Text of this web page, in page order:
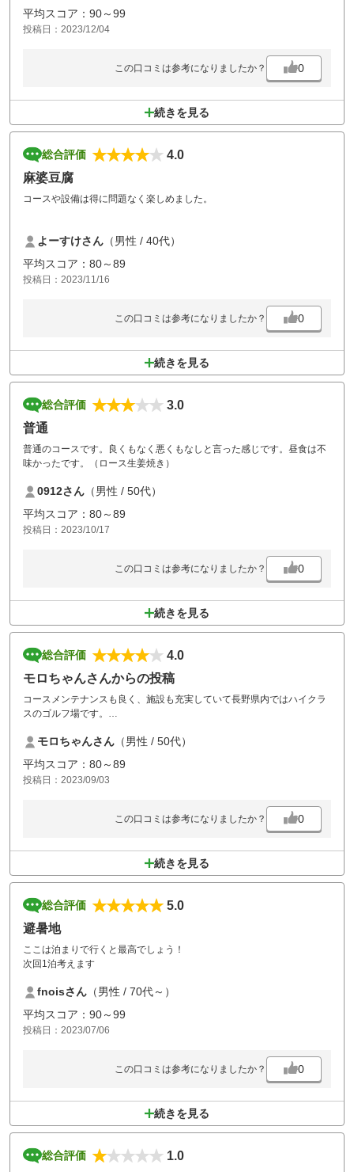
整備も良かったので暖かい時期にリトライしたいゴルフ場でした。
平均スコア：90～99
投稿日：2023/12/04
この口コミは参考になりましたか？ 0
続きを見る
総合評価
4.0
麻婆豆腐
コースや設備は得に問題なく楽しめました。
よーすけさん （男性 / 40代）
平均スコア：80～89
投稿日：2023/11/16
この口コミは参考になりましたか？ 0
続きを見る
総合評価
3.0
普通
普通のコースです。良くもなく悪くもなしと言った感じです。昼食は不
味かったです。（ロース生姜焼き）
0912さん （男性 / 50代）
平均スコア：80～89
投稿日：2023/10/17
この口コミは参考になりましたか？ 0
続きを見る
総合評価
4.0
モロちゃんさんからの投稿
コースメンテナンスも良く、施設も充実していて長野県内ではハイクラ
スのゴルフ場です。
ッフさん達は最高の接客です。
しかし、練習場で私の妻が知らずに芝から打って練習していたら、上の
立場と思われる人が「お姉ちゃんそこは打っちゃダメなんだよ」と一
言。
方、ロッヂの廊下ですれ違っても挨拶も無かった。
モロちゃんさん （男性 / 50代）
平均スコア：80～89
投稿日：2023/09/03
この口コミは参考になりましたか？ 0
続きを見る
総合評価
5.0
避暑地
ここは泊まりで行くと最高でしょう！
次回1泊考えます
fnoisさん （男性 / 70代～）
平均スコア：90～99
投稿日：2023/07/06
この口コミは参考になりましたか？ 0
続きを見る
総合評価
1.0